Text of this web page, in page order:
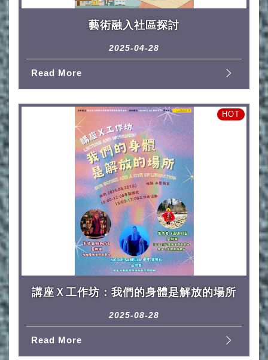
藝術融入社區探討
2025-04-28
Read More
HOT
講座Ｘ工作坊：我們的身體是解放的場所
2025-08-28
Read More